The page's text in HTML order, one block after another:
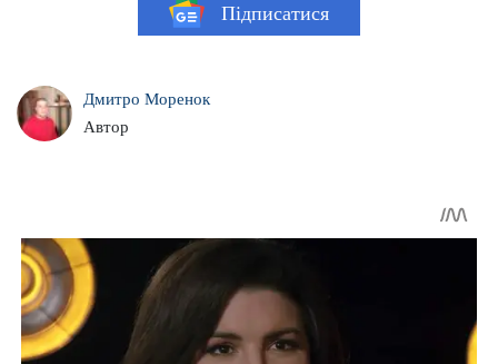
Підписатися
Дмитро Моренок
Автор